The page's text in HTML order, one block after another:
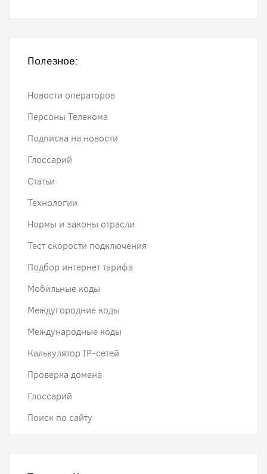
Полезное:
Новости операторов
Персоны Телекома
Подписка на новости
Глоссарий
Статьи
Технологии
Нормы и законы отрасли
Тест скорости подключения
Подбор интернет тарифа
Мобильные коды
Междугородние коды
Международные коды
Калькулятор IP-сетей
Проверка домена
Глоссарий
Поиск по сайту